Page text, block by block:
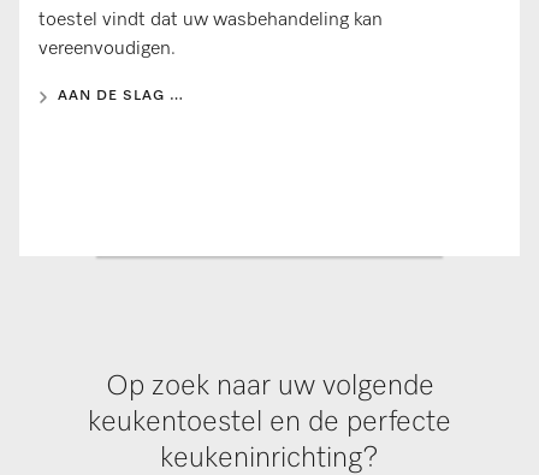
toestel vindt dat uw wasbehandeling kan
vereenvoudigen.
AAN DE SLAG …
Op zoek naar uw volgende
keukentoestel en de perfecte
keukeninrichting?